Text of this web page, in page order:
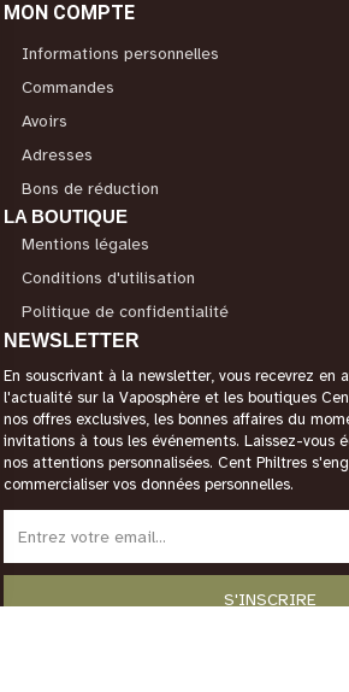
MON COMPTE
Informations personnelles
Commandes
Avoirs
Adresses
Bons de réduction
LA BOUTIQUE
Mentions légales
Conditions d'utilisation
Politique de confidentialité
NEWSLETTER
En souscrivant à la newsletter, vous recevrez en
l'actualité sur la Vaposphère et les boutiques
nos offres exclusives, les bonnes affaires du
invitations à tous les événements. Laissez-vous
nos attentions personnalisées. Cent Philtres
commercialiser vos données personnelles.